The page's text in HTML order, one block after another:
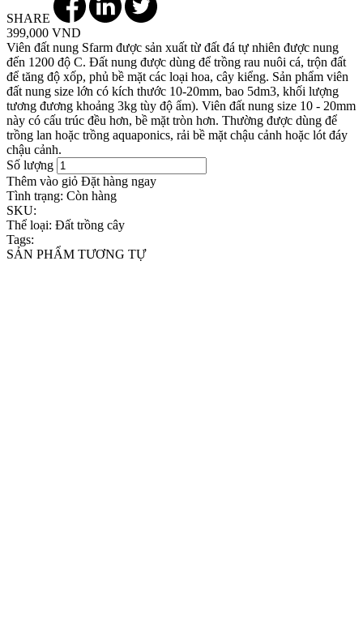
SHARE
399,000 VND
Viên đất nung Sfarm được sản xuất từ đất đá tự nhiên được nung
đến 1200 độ C. Đất nung được dùng để trồng rau nuôi cá, trộn đất
để tăng độ xốp, phủ bề mặt các loại hoa, cây kiểng. Sản phẩm viên
đất nung size lớn có kích thước 10-20mm, bao 5dm3, khối lượng
tương đương khoảng 3kg tùy độ ẩm). Viên đất nung size 10 - 20mm
này có cấu trúc đều hơn, bề mặt tròn hơn. Thường được dùng để
trồng lan hoặc trồng aquaponics, rải bề mặt chậu cảnh hoặc lót đáy
chậu cảnh.
Số lượng
Thêm vào giỏ Đặt hàng ngay
Tình trạng: Còn hàng
SKU:
Thể loại: Đất trồng cây
Tags:
SẢN PHẨM TƯƠNG TỰ